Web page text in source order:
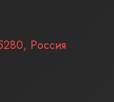
, Россия